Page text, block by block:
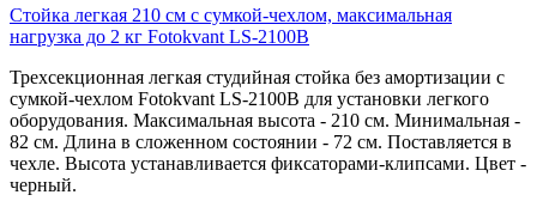
Стойка легкая 210 см с сумкой-чехлом, максимальная
нагрузка до 2 кг Fotokvant LS-2100B
Трехсекционная легкая студийная стойка без амортизации с
сумкой-чехлом Fotokvant LS-2100B для установки легкого
оборудования. Максимальная высота - 210 см. Минимальная -
82 см. Длина в сложенном состоянии - 72 см. Поставляется в
чехле. Высота устанавливается фиксаторами-клипсами. Цвет -
черный.